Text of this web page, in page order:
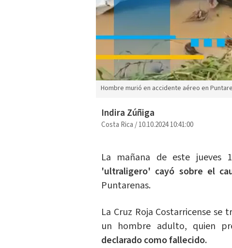
Hombre murió en accidente aéreo en
Indira Zúñiga
Costa Rica/10.10.2024 10:41:00
La mañana de este jueves
'ultraligero' cayó sobre el
Puntarenas.
La Cruz Roja Costarricense
un hombre adulto, quien
declarado como fallecido.